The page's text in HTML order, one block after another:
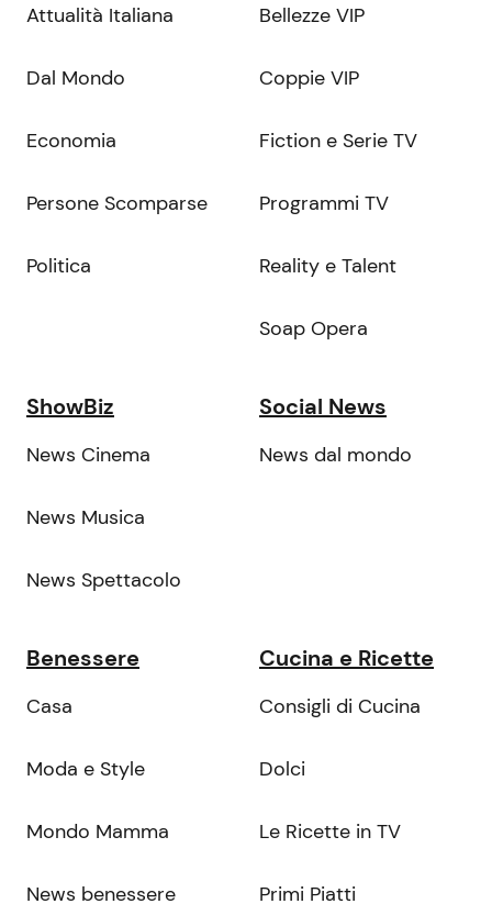
Attualità Italiana
Dal Mondo
Economia
Persone Scomparse
Politica
Bellezze VIP
Coppie VIP
Fiction e Serie TV
Programmi TV
Reality e Talent
Soap Opera
ShowBiz
News Cinema
News Musica
News Spettacolo
Social News
News dal mondo
Benessere
Casa
Moda e Style
Mondo Mamma
News benessere
Cucina e Ricette
Consigli di Cucina
Dolci
Le Ricette in TV
Primi Piatti